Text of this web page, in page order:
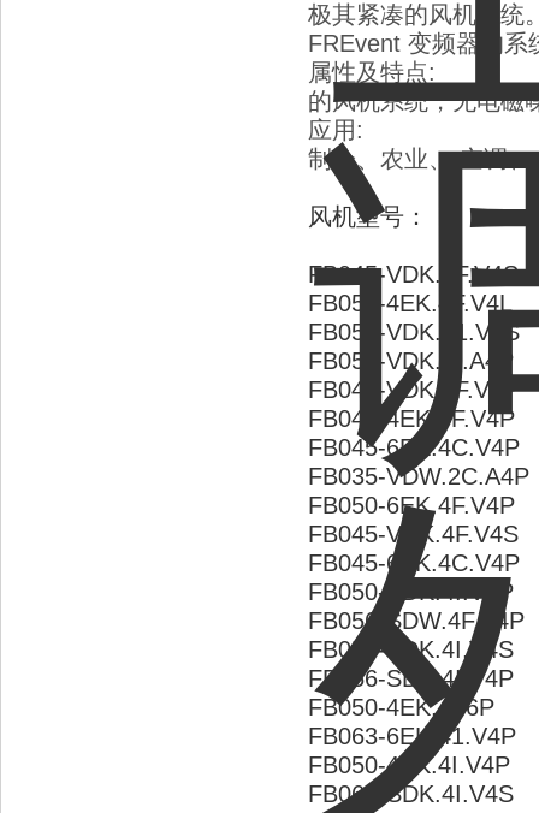
极其紧凑的风机系统
FREvent 变频器的系
属性及特点:
的风机系统，无电磁
应用:
制冷、农业、 空调、
风机型号：
FB045-VDK.4F.V4S
FB050-4EK.4F.V4L
FB050-VDK.41.V4S
FB050-VDK.4I.A4P
FB045-VDK.4F.V4P
FB045-4EK.4F.V4P
FB045-6EK.4C.V4P
FB035-VDW.2C.A4P
FB050-6EK.4F.V4P
FB045-VDK.4F.V4S
FB045-6EK.4C.V4P
FB050-VDK.4I.V4P
FB056-SDW.4F.A4P
FB050-VDK.4I.V4S
FB056-SDK.4I.V4P
FB050-4EK.4I.6P
FB063-6EK.41.V4P
FB050-4EK.4I.V4P
FB063-SDK.4I.V4S